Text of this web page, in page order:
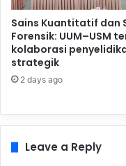
Sains Kuantitatif dan
Forensik: UUM–USM
kolaborasi
strategik
2 days ago
Leave a Reply